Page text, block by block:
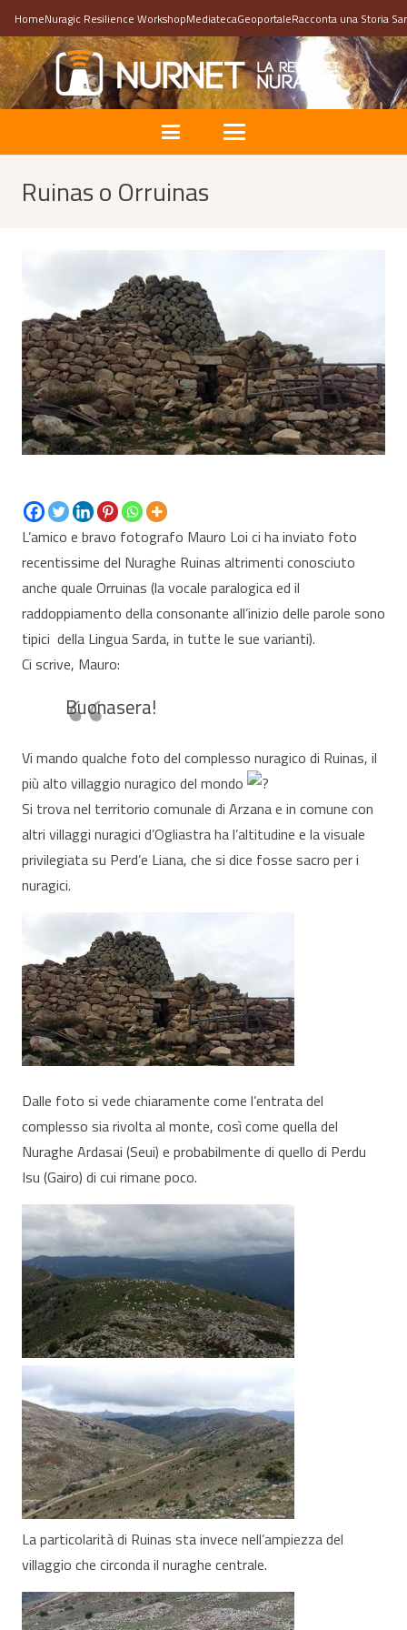
HomeNuragic Resilience WorkshopMediatecaGeoportaleRacconta una Storia
Ruinas o Orruinas
L’amico e bravo fotografo Mauro Loi ci ha inviato foto
recentissime del Nuraghe Ruinas altrimenti conosciuto
anche quale Orruinas (la vocale paralogica ed il
raddoppiamento della consonante all’inizio delle parole sono
tipici della Lingua Sarda, in tutte le sue varianti).
Ci scrive, Mauro:
Buonasera!
Vi mando qualche foto del complesso nuragico di Ruinas, il
più alto villaggio nuragico del mondo
Si trova nel territorio comunale di Arzana e in comune con
altri villaggi nuragici d’Ogliastra ha l’altitudine e la visuale
privilegiata su Perd’e Liana, che si dice fosse sacro per i
nuragici.
Dalle foto si vede chiaramente come l’entrata del
complesso sia rivolta al monte, così come quella del
Nuraghe Ardasai (Seui) e probabilmente di quello di Perdu
Isu (Gairo) di cui rimane poco.
La particolarità di Ruinas sta invece nell’ampiezza del
villaggio che circonda il nuraghe centrale.